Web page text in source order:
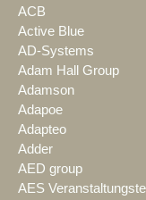
ACB
Active Blue
AD-Systems
Adam Hall Group
Adamson
Adapoe
Adapteo
Adder
AED group
AES